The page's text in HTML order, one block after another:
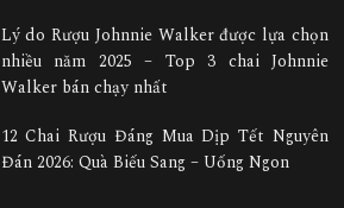
Lý do Rượu Johnnie Walker được lựa chọn
nhiều năm 2025 – Top 3 chai Johnnie
Walker bán chạy nhất
12 Chai Rượu Đáng Mua Dịp Tết Nguyên
Đán 2026: Quà Biếu Sang – Uống Ngon